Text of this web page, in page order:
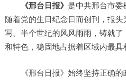
《邢台日报》 是中共邢台市
随着党的生日纪念日而创刊，报
写。半个世纪的风风雨雨，铸就
和特色，稳固地占据着区域内最具
《邢台日报》始终坚持正确